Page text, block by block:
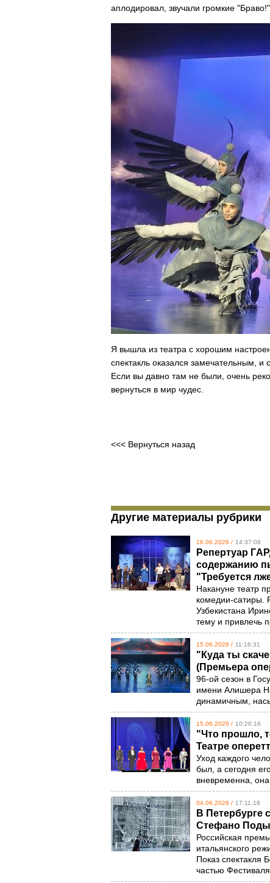
аплодировал, звучали громкие
Я вышла из театра с хорошим
спектакль оказался замечательным,
Если вы давно там не были, очень
вернуться в мир чудес.
<<< Вернуться назад
Другие материалы рубрики
16.06.2026 / 14:37:08
Репертуар
содержанию
"Требуется
Накануне театр
комедии-сатиры.
Узбекистана
тему и привлечь
15.06.2026 / 11:16:31
"Куда ты
(Премьера
96-ой сезон в
имени Алишера
динамичным,
15.06.2026 / 10:26:16
"Что прошло,
Театре
Уход каждого
был, а сегодня
вневременна,
04.06.2026 / 17:11:18
В Петербурге
Стефано Поды
Российская
итальянского
Показ спектакля
частью